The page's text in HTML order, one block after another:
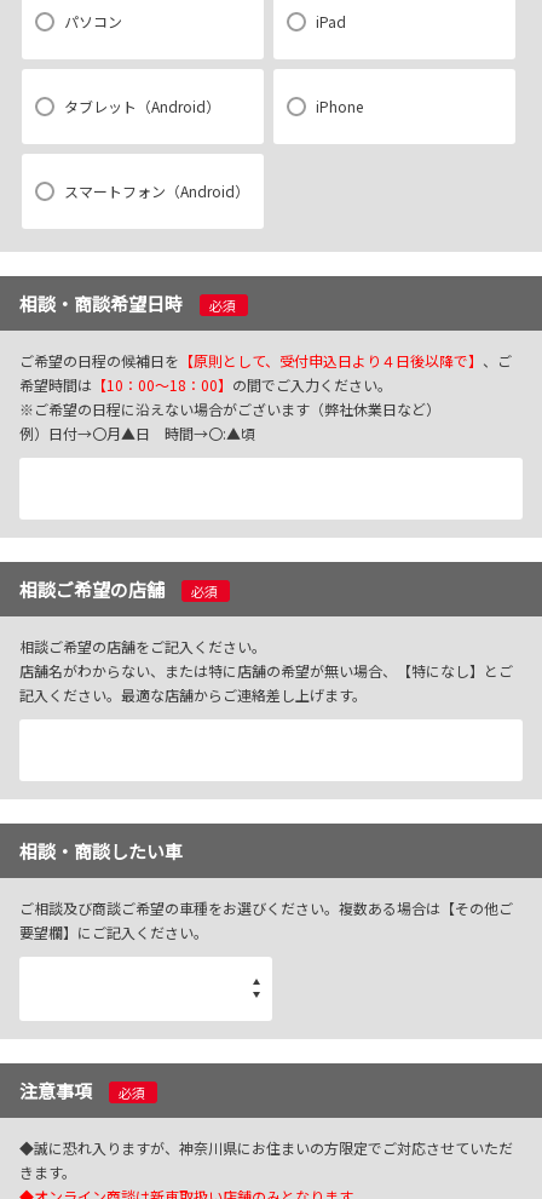
パソコン iPad
タブレット（Android） iPhone
スマートフォン（Android）
相談・商談希望日時 必須
ご希望の日程の候補日を 【原則として、受付申込日より４日後以降で】 、
ご
希望時間は 【10：00～18：00】 の間でご入力ください。
※ご希望の日程に沿えない場合がございます（弊社休業日など）
例）日付→〇月▲日 時間→〇:▲頃
相談ご希望の店舗 必須
相談ご希望の店舗をご記入ください。
店舗名がわからない、または特に店舗の希望が無い場合、【特になし】とご
記入ください。最適な店舗からご連絡差し上げます。
相談・商談したい車
ご相談及び商談ご希望の車種をお選びください。複数ある場合は【その他ご
要望欄】にご記入ください。
注意事項 必須
◆誠に恐れ入りますが、神奈川県にお住まいの方限定でご対応させていただ
きます。